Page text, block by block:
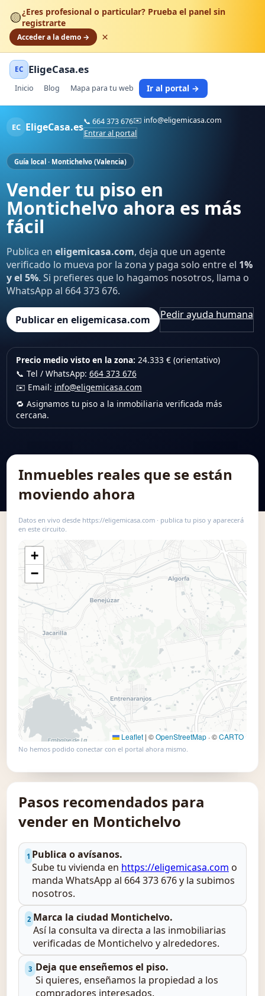
🟡¿Eres profesional o particular? Prueba el panel sin
registrarte
Acceder a la demo → ×
EC EligeCasa.es
Inicio Blog Mapa para tu web Ir al portal →
EC EligeCasa.es📞664 373 676✉️ info@eligemicasa.com
Entrar al portal
Guía local · Montichelvo (Valencia)
Vender tu piso en
Montichelvo ahora es más
fácil
Publica eneligemicasa.com, deja que un agente
verificado lo mueva por la zona y paga solo entre el 1%
y el 5%. Si prefieres que lo hagamos nosotros, llama o
WhatsApp al 664 373 676.
Publicar en eligemicasa.com Pedir ayuda humana
Precio medio visto en la zona: 24.333 € (orientativo)
📞 Tel / WhatsApp: 664 373 676
✉️ Email: info@eligemicasa.com
🔁 Asignamos tu piso a la inmobiliaria verificada más
cercana.
Inmuebles reales que se están
moviendo ahora
Datos en vivo desde https://eligemicasa.com · publica tu piso y aparecerá
en este circuito.
+
−
Leaflet | ©OpenStreetMap· ©CARTO
📍 Usar este mapa
No hemos podido conectar con el portal ahora mismo.
Pasos recomendados para
vender en Montichelvo
1 Publica o avísanos.
Sube tu vivienda en https://eligemicasa.com o
manda WhatsApp al 664 373 676 y la subimos
nosotros.
2 Marca la ciudad Montichelvo.
Así la consulta va directa a las inmobiliarias
verificadas de Montichelvo y alrededores.
3 Deja que enseñemos el piso.
Si quieres, enseñamos la propiedad a los
compradores interesados.